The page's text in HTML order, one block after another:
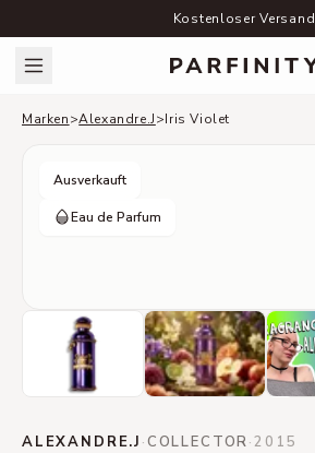
Kostenloser Versand
Marken>Alexandre.J>Iris Violet
Ausverkauft
Eau de Parfum
ALEXANDRE.J ·COLLECTOR·2015